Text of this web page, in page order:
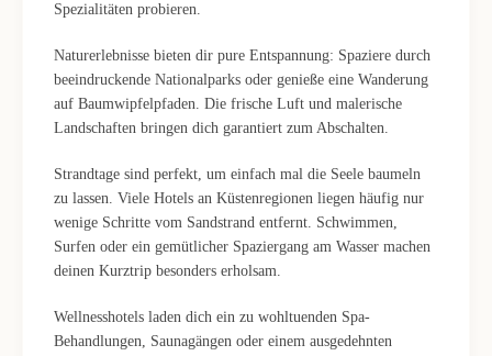
Spezialitäten probieren.
Naturerlebnisse bieten dir pure Entspannung: Spaziere durch
beeindruckende Nationalparks oder genieße eine Wanderung
auf Baumwipfelpfaden. Die frische Luft und malerische
Landschaften bringen dich garantiert zum Abschalten.
Strandtage sind perfekt, um einfach mal die Seele baumeln
zu lassen. Viele Hotels an Küstenregionen liegen häufig nur
wenige Schritte vom Sandstrand entfernt. Schwimmen,
Surfen oder ein gemütlicher Spaziergang am Wasser machen
deinen Kurztrip besonders erholsam.
Wellnesshotels laden dich ein zu wohltuenden Spa-
Behandlungen, Saunagängen oder einem ausgedehnten